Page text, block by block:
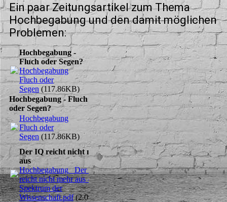
Ein paar Zeitungsartikel zum Thema
Hochbegabung und den damit möglichen
Problemen:
Hochbegabung -
Fluch oder Segen?
Hochbegabung
Fluch oder
Segen (117.86KB)
Hochbegabung - Fluch
oder Segen?
Hochbegabung
Fluch oder
Segen (117.86KB)
Der IQ reicht nicht mehr
aus
Hochbegabung_ Der IQ
reicht nicht mehr aus -
Spektrum der
Wissenschaft.pdf(2.09MB)